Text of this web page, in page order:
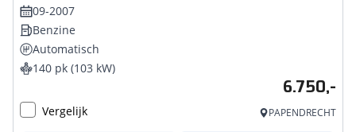
09-2007
Benzine
Automatisch
140 pk (103 kW)
6.750,-
Vergelijk PAPENDRECHT